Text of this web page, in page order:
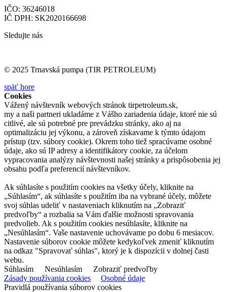
IČO: 36246018
IČ DPH: SK2020166698
Sledujte nás
© 2025 Trnavská pumpa (TIR PETROLEUM)
späť hore
Cookies
Vážený návštevník webových stránok tirpetroleum.sk,
my a naši partneri ukladáme z Vášho zariadenia údaje, ktoré nie sú
citlivé, ale sú potrebné pre prevádzku stránky, ako aj na
optimalizáciu jej výkonu, a zároveň získavame k týmto údajom
prístup (tzv. súbory cookie). Okrem toho tiež spracúvame osobné
údaje, ako sú IP adresy a identifikátory cookie, za účelom
vypracovania analýzy návštevnosti našej stránky a prispôsobenia jej
obsahu podľa preferencií návštevníkov.
Ak súhlasíte s použitím cookies na všetky účely, kliknite na
„Súhlasím“, ak súhlasíte s použitím iba na vybrané účely, môžete
svoj súhlas udeliť v nastaveniach kliknutím na „Zobraziť
predvoľby“ a rozbalia sa Vám ďalšie možnosti spravovania
predvolieb. Ak s použitím cookies nesúhlasíte, kliknite na
„Nesúhlasím“. Vaše nastavenie uchovávame po dobu 6 mesiacov.
Nastavenie súborov cookie môžete kedykoľvek zmeniť kliknutím
na odkaz "Spravovať súhlas", ktorý je k dispozícii v dolnej časti
webu.
Súhlasím
Nesúhlasím
Zobraziť predvoľby
Zásady používania cookies
Osobné údaje
Pravidlá používania súborov cookies